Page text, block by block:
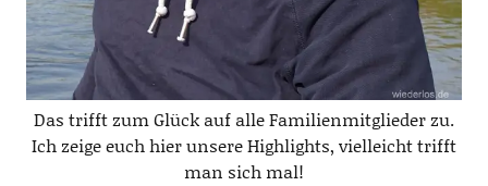
Das trifft zum Glück auf alle Familienmitglieder zu.
Ich zeige euch hier unsere Highlights, vielleicht trifft
man sich mal!